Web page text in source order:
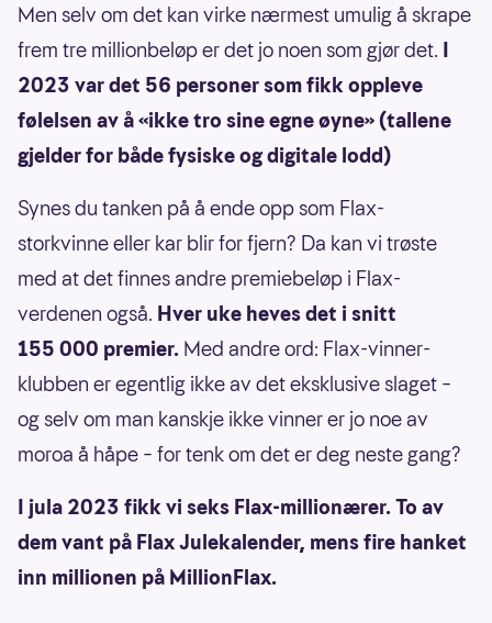
Men selv om det kan virke nærmest umulig å skrape
frem tre millionbeløp er det jo noen som gjør det. I
2023 var det 56 personer som fikk oppleve
følelsen av å «ikke tro sine egne øyne» (tallene
gjelder for både fysiske og digitale lodd)
Synes du tanken på å ende opp som Flax-
storkvinne eller kar blir for fjern? Da kan vi trøste
med at det finnes andre premiebeløp i Flax-
verdenen også. Hver uke heves det i snitt
155 000 premier. Med andre ord: Flax-vinner-
klubben er egentlig ikke av det eksklusive slaget –
og selv om man kanskje ikke vinner er jo noe av
moroa å håpe – for tenk om det er deg neste gang?
I jula 2023 fikk vi seks Flax-millionærer. To av
dem vant på Flax Julekalender, mens fire hanket
inn millionen på MillionFlax.